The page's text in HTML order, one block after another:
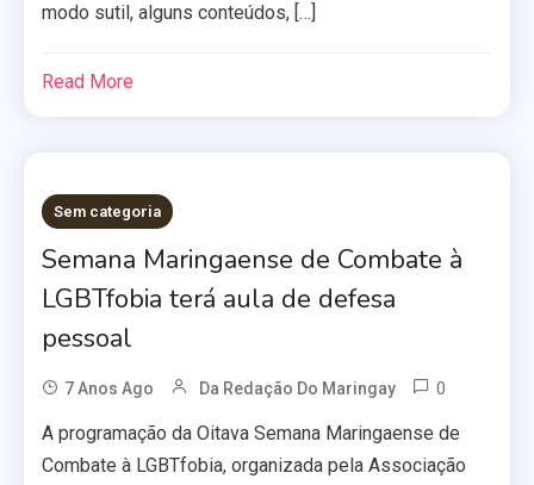
modo sutil, alguns conteúdos, […]
Read More
Sem categoria
Semana Maringaense de Combate à
LGBTfobia terá aula de defesa
pessoal
7 Anos Ago Da Redação Do Maringay 0
A programação da Oitava Semana Maringaense de
Combate à LGBTfobia, organizada pela Associação